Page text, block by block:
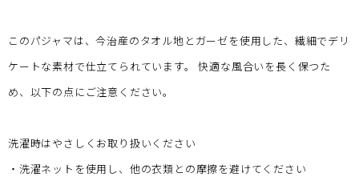
このパジャマは、今治産のタオル地とガーゼを使用した、繊細でデリ
ケートな素材で仕立てられています。 快適な風合いを長く保つた
め、以下の点にご注意ください。
洗濯時はやさしくお取り扱いください
・洗濯ネットを使用し、他の衣類との摩擦を避けてください